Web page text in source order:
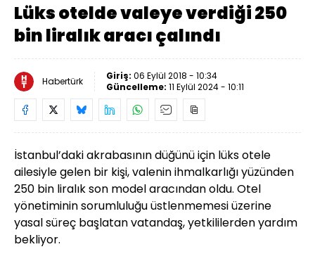
Lüks otelde valeye verdiği 250
bin liralık aracı çalındı
Habertürk Giriş: 06 Eylül 2018 - 10:34
Güncelleme: 11 Eylül 2024 - 10:11
İstanbul’daki akrabasının düğünü için lüks otele
ailesiyle gelen bir kişi, valenin ihmalkarlığı yüzünden
250 bin liralık son model aracından oldu. Otel
yönetiminin sorumluluğu üstlenmemesi üzerine
yasal süreç başlatan vatandaş, yetkililerden yardım
bekliyor.